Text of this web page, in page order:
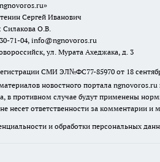
Сергей Иванович
Силакова О.В.
71-04, info@ngnovoros.ru
ул. Мурата Ахеджака, д. 3
СМИ ЭЛ№ФС77-85970 от 18
новостного портала
в противном случае будут применены
несет ответственности за комментарии
и обработки персональных